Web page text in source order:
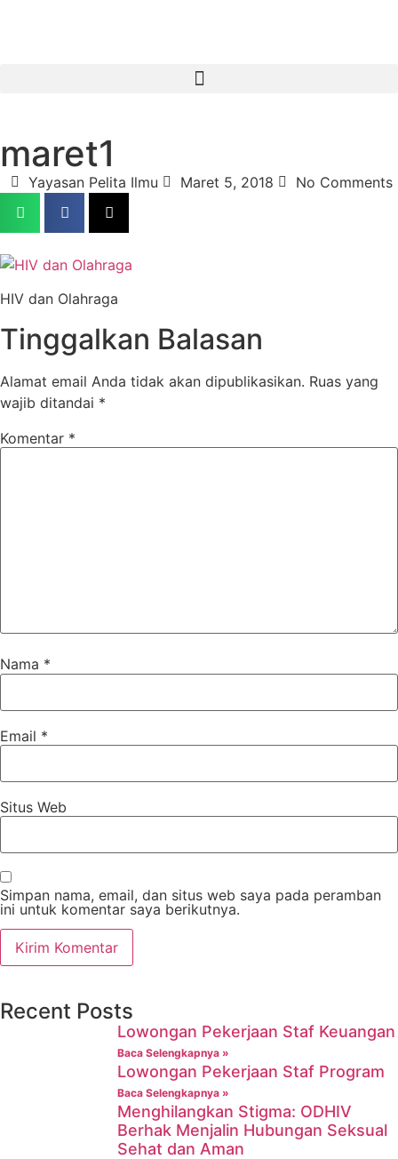
maret1
Yayasan Pelita Ilmu Maret 5, 2018 No Comments
HIV dan Olahraga
Tinggalkan Balasan
Alamat email Anda tidak akan dipublikasikan. Ruas yang
wajib ditandai *
Komentar *
Nama *
Email *
Situs Web
Simpan nama, email, dan situs web saya pada peramban
ini untuk komentar saya berikutnya.
Recent Posts
Lowongan Pekerjaan Staf Keuangan
Baca Selengkapnya »
Lowongan Pekerjaan Staf Program
Baca Selengkapnya »
Menghilangkan Stigma: ODHIV
Berhak Menjalin Hubungan Seksual
Sehat dan Aman